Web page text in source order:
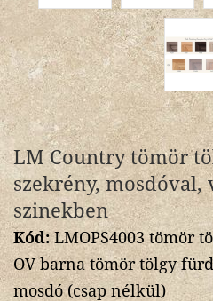
LM Country tömör
szekrény, mosdóval,
szinekben
Kód:LMOPS4003 tömör
OV barna tömör tölgy
mosdó (csap nélkül)